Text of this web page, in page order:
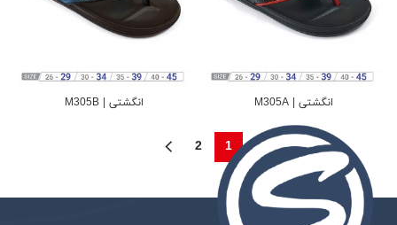
انگشتی | M305A انگشتی | M305B
1
2